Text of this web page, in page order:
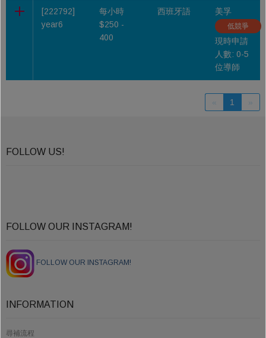
[222792]
year6
每小時
$250 -
400
西班牙語 美孚
低競爭
現時申請
人數: 0-5
位導師
« 1 »
FOLLOW US!
FOLLOW OUR INSTAGRAM!
FOLLOW OUR INSTAGRAM!
INFORMATION
尋補流程